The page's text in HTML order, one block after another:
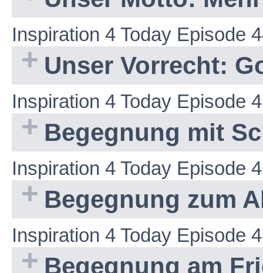
Inspiration 4 Today Episode
Unser Vorrecht:
Inspiration 4 Today Episode
Begegnung mit
Inspiration 4 Today Episode
Begegnung zum
Inspiration 4 Today Episode
Begegnung am